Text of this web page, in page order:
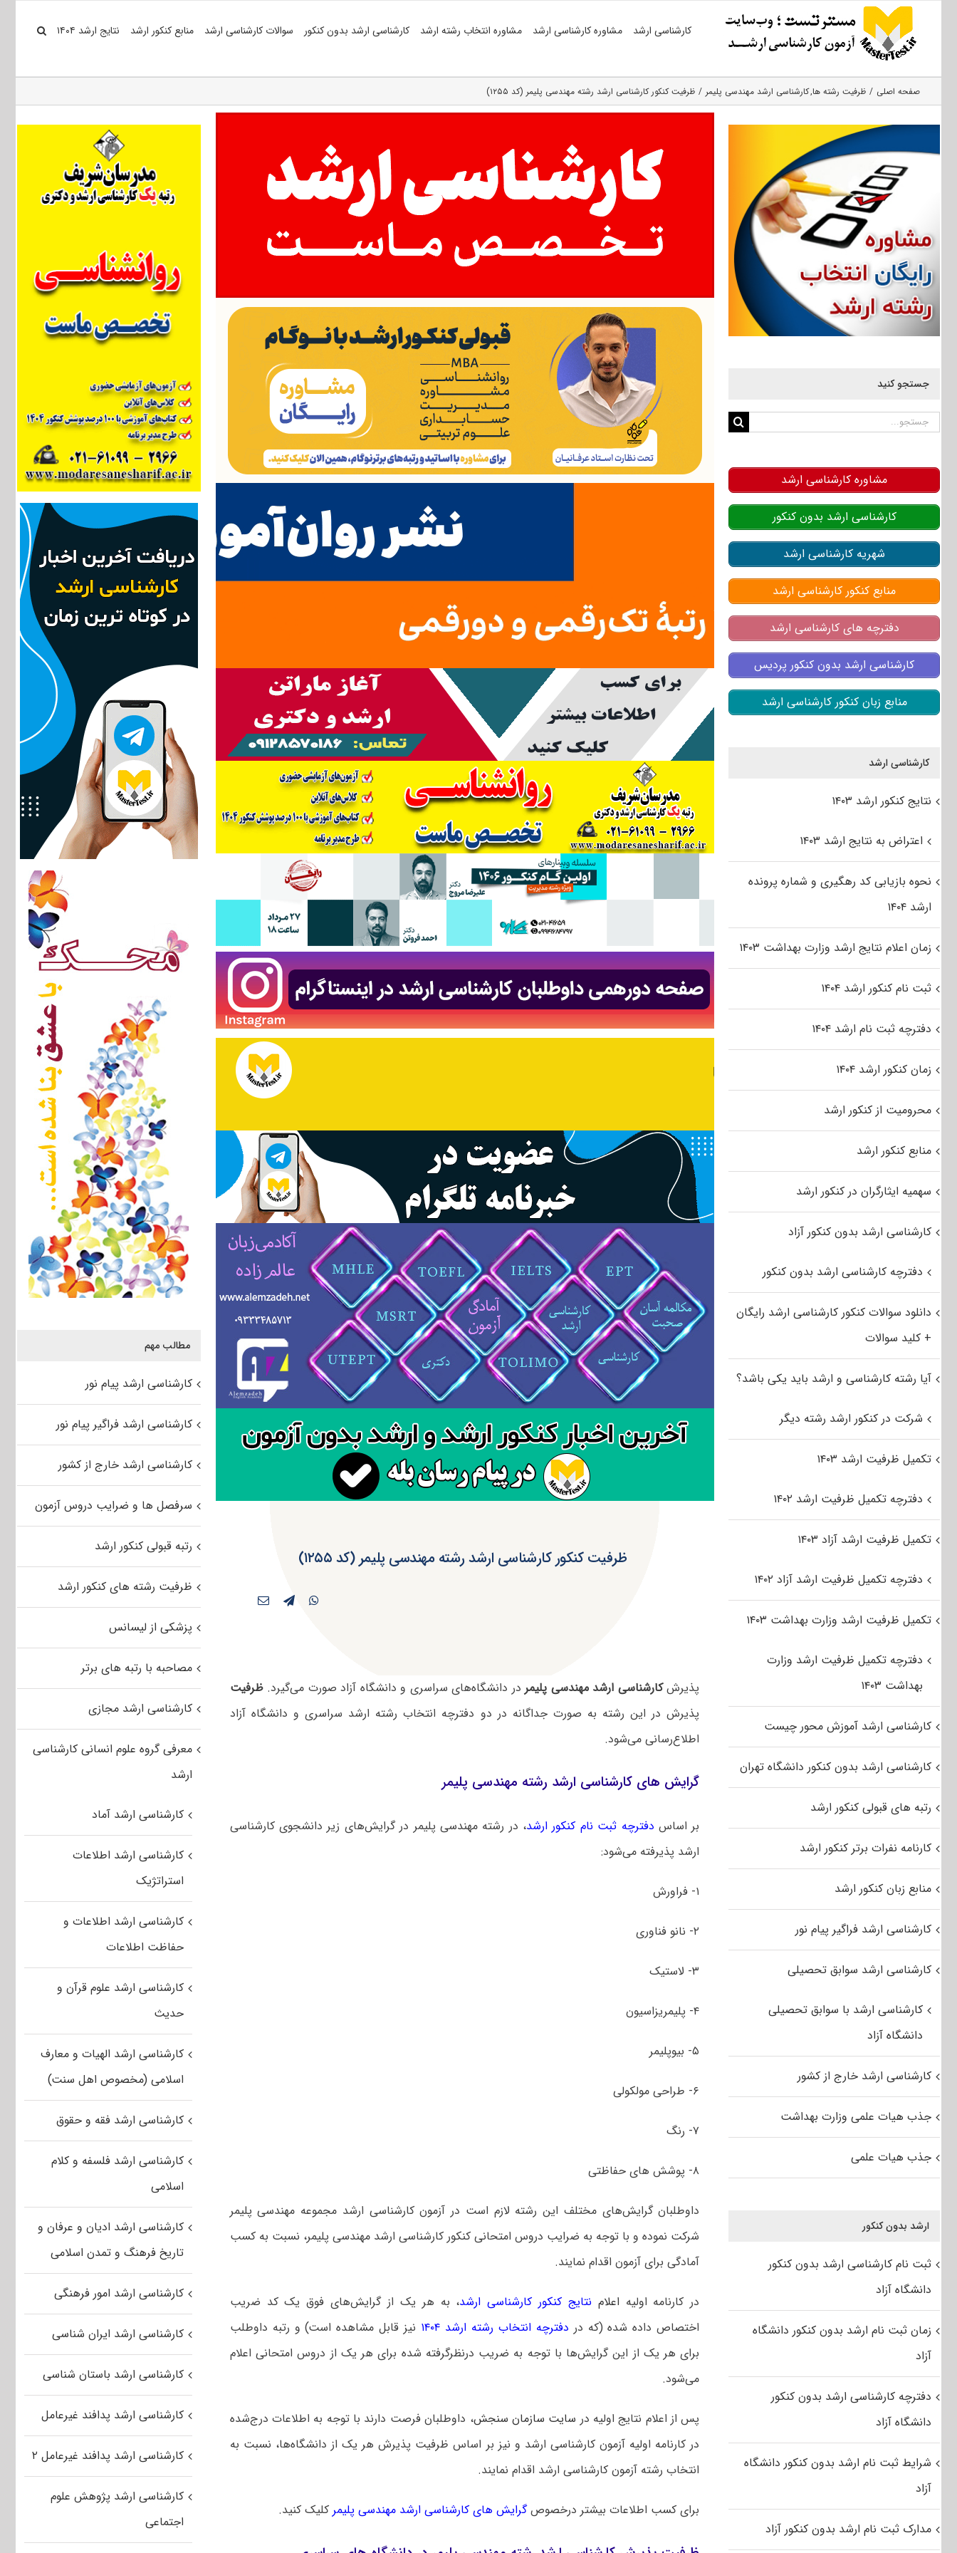
کارشناسی ارشد مشاوره کارشناسی ارشد مشاوره انتخاب رشته ارشد کارشناسی ارشد بدون کنکور سوالات کارشناسی ارشد منابع کنکور ارشد نتایج ارشد ۱۴۰۴
صفحه اصلی ظرفیت رشته ها کارشناسی ارشد مهندسی پلیمر ظرفیت کنکور کارشناسی ارشد رشته مهندسی پلیمر (کد ۱۲۵۵)
ظرفیت کنکور کارشناسی ارشد رشته مهندسی پلیمر (کد ۱۲۵۵)
پذیرشکارشناسی ارشد مهندسی پلیمردر دانشگاه‌های سراسری و دانشگاه آزاد صورت می‌گیرد.ظرفیت
پذیرش در این رشته به صورت جداگانه در دو دفترچه انتخاب رشته ارشد سراسری و دانشگاه آزاد
اطلاع‌رسانی می‌شود.
گرایش های کارشناسی ارشد رشته مهندسی پلیمر
بر اساس دفترچه ثبت نام کنکور ارشد، در رشته مهندسی پلیمر در گرایش‌های زیر دانشجوی کارشناسی
ارشد پذیرفته می‌شود:
۱- فراورش
۲- نانو فناوری
۳- لاستیک
۴- پلیمریزاسیون
۵- بیوپلیمر
۶- طراحی مولکولی
۷- رنگ
۸- پوشش های حفاظتی
داوطلبان گرایش‌های مختلف این رشته لازم است در آزمون کارشناسی ارشد مجموعه مهندسی پلیمر
شرکت نموده و با توجه به ضرایب دروس امتحانی کنکور کارشناسی ارشد مهندسی پلیمر، نسبت به کسب
آمادگی برای آزمون اقدام نمایند.
در کارنامه اولیه اعلام نتایج کنکور کارشناسی ارشد، به هر یک از گرایش‌های فوق یک کد ضریب
اختصاص داده شده (که در دفترچه انتخاب رشته ارشد ۱۴۰۴
نیز قابل مشاهده است) و رتبه داوطلب
برای هر یک از این گرایش‌ها با توجه به ضریب درنظرگرفته شده برای هر یک از دروس امتحانی اعلام
می‌شود.
پس از اعلام نتایج اولیه در سایت سازمان سنجش، داوطلبان فرصت دارند با توجه به اطلاعات درج‌شده
در کارنامه اولیه آزمون کارشناسی ارشد و نیز بر اساس ظرفیت پذیرش هر یک از دانشگاه‌ها، نسبت به
انتخاب رشته آزمون کارشناسی ارشد اقدام نمایند.
برای کسب اطلاعات بیشتر درخصوصگرایش های کارشناسی ارشد مهندسی پلیمر کلیک کنید.
مطالب مهم
کارشناسی ارشد پیام نور
کارشناسی ارشد فراگیر پیام نور
کارشناسی ارشد خارج از کشور
سرفصل ها و ضرایب دروس آزمون
رتبه قبولی کنکور ارشد
ظرفیت رشته های کنکور ارشد
پزشکی از لیسانس
مصاحبه با رتبه های برتر
کارشناسی ارشد مجازی
معرفی گروه علوم انسانی کارشناسی
ارشد
کارشناسی ارشد آماد
کارشناسی ارشد اطلاعات
استراتژیک
کارشناسی ارشد اطلاعات و
حفاظت اطلاعات
کارشناسی ارشد علوم قرآن و
حدیث
کارشناسی ارشد الهیات و معارف
اسلامی (مخصوص اهل سنت)
کارشناسی ارشد فقه و حقوق
کارشناسی ارشد فلسفه و کلام
اسلامی
کارشناسی ارشد ادیان و عرفان و
تاریخ فرهنگ و تمدن اسلامی
کارشناسی ارشد امور فرهنگی
کارشناسی ارشد ایران شناسی
کارشناسی ارشد باستان شناسی
کارشناسی ارشد پدافند غیرعامل
کارشناسی ارشد پدافند غیرعامل ۲
کارشناسی ارشد پژوهش علوم
اجتماعی
جستجو کنید
جستجو
مشاوره کارشناسی ارشد
کارشناسی ارشد بدون کنکور
شهریه کارشناسی ارشد
منابع کنکور کارشناسی ارشد
دفترچه های کارشناسی ارشد
کارشناسی ارشد بدون کنکور پردیس
منابع زبان کنکور کارشناسی ارشد
کارشناسی ارشد
نتایج کنکور ارشد ۱۴۰۳
اعتراض به نتایج ارشد ۱۴۰۳
نحوه بازیابی کد رهگیری و شماره پرونده
ارشد ۱۴۰۴
زمان اعلام نتایج ارشد وزارت بهداشت ۱۴۰۳
ثبت نام کنکور ارشد ۱۴۰۴
دفترچه ثبت نام ارشد ۱۴۰۴
زمان کنکور ارشد ۱۴۰۴
محرومیت از کنکور ارشد
منابع کنکور ارشد
سهمیه ایثارگران در کنکور ارشد
کارشناسی ارشد بدون کنکور آزاد
دفترچه کارشناسی ارشد بدون کنکور
دانلود سوالات کنکور کارشناسی ارشد رایگان
+ کلید سوالات
آیا رشته کارشناسی و ارشد باید یکی باشد؟
شرکت در کنکور ارشد رشته دیگر
تکمیل ظرفیت ارشد ۱۴۰۳
دفترچه تکمیل ظرفیت ارشد ۱۴۰۲
تکمیل ظرفیت ارشد آزاد ۱۴۰۳
دفترچه تکمیل ظرفیت ارشد آزاد ۱۴۰۲
تکمیل ظرفیت ارشد وزارت بهداشت ۱۴۰۳
دفترچه تکمیل ظرفیت ارشد وزارت
بهداشت ۱۴۰۳
کارشناسی ارشد آموزش محور چیست
کارشناسی ارشد بدون کنکور دانشگاه تهران
رتبه های قبولی کنکور ارشد
کارنامه نفرات برتر کنکور ارشد
منابع زبان کنکور ارشد
کارشناسی ارشد فراگیر پیام نور
کارشناسی ارشد سوابق تحصیلی
کارشناسی ارشد با سوابق تحصیلی
دانشگاه آزاد
کارشناسی ارشد خارج از کشور
جذب هیات علمی وزارت بهداشت
جذب هیات علمی
ارشد بدون کنکور
ثبت نام کارشناسی ارشد بدون کنکور
دانشگاه آزاد
زمان ثبت نام ارشد بدون کنکور دانشگاه
آزاد
دفترچه کارشناسی ارشد بدون کنکور
دانشگاه آزاد
شرایط ثبت نام ارشد بدون کنکور دانشگاه
آزاد
مدارک ثبت نام ارشد بدون کنکور آزاد